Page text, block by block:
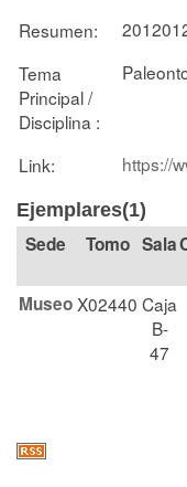
Resumen:
Tema
Principal /
Disciplina :
Link: https://
Ejemplares(1)
Tomo Sala
MuseoX02440 Caja
B-
47